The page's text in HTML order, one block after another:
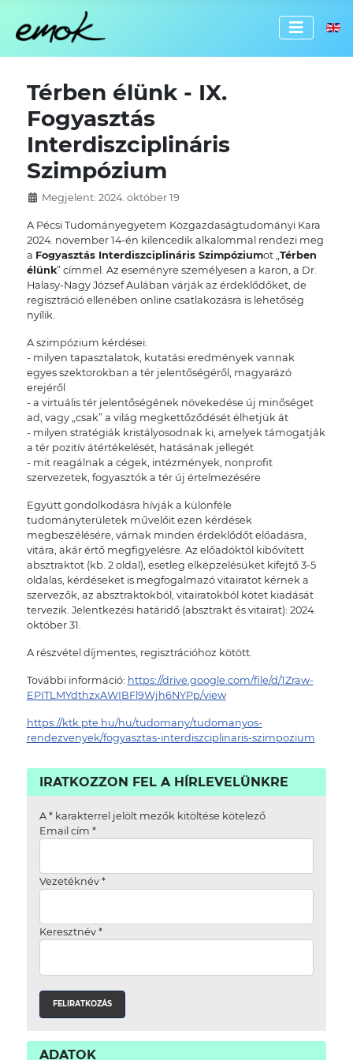
Térben élünk - IX.
Fogyasztás
Interdiszciplináris
Szimpózium
Megjelent: 2024. október 19
A Pécsi Tudományegyetem Közgazdaságtudományi Kara
2024. november 14-én kilencedik alkalommal rendezi meg
a Fogyasztás Interdiszciplináris Szimpóziumot „Térben
élünk” címmel. Az eseményre személyesen a karon, a Dr.
Halasy-Nagy József Aulában várják az érdeklődőket, de
regisztráció ellenében online csatlakozásra is lehetőség
nyílik.
A szimpózium kérdései:
- milyen tapasztalatok, kutatási eredmények vannak
egyes szektorokban a tér jelentőségéről, magyarázó
erejéről
- a virtuális tér jelentőségének növekedése új minőséget
ad, vagy „csak” a világ megkettőződését élhetjük át
- milyen stratégiák kristályosodnak ki, amelyek támogatják
a tér pozitív átértékelését, hatásának jellegét
- mit reagálnak a cégek, intézmények, nonprofit
szervezetek, fogyasztók a tér új értelmezésére
Együtt gondolkodásra hívják a különféle
tudományterületek művelőit ezen kérdések
megbeszélésére, várnak minden érdeklődőt előadásra,
vitára, akár értő megfigyelésre. Az előadóktól kibővített
absztraktot (kb. 2 oldal), esetleg elképzelésüket kifejtő 3-5
oldalas, kérdéseket is megfogalmazó vitairatot kérnek a
szervezők, az absztraktokból, vitairatokból kötet kiadását
tervezik. Jelentkezési határidő (absztrakt és vitairat): 2024.
október 31.
A részvétel díjmentes, regisztrációhoz kötött.
További információ: https://drive.google.com/file/d/1Zraw-
EPITLMYdthzxAWIBFl9Wjh6NYPp/view
https://ktk.pte.hu/hu/tudomany/tudomanyos-
rendezvenyek/fogyasztas-interdiszciplinaris-szimpozium
IRATKOZZON FEL A HÍRLEVELÜNKRE
A *karakterrel jelölt mezők kitöltése kötelező
Email cím *
Vezetéknév *
Keresztnév *
ADATOK